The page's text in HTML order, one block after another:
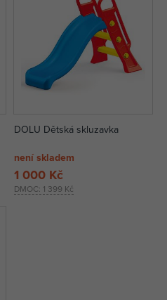
DOLU Dětská skluzavka
není skladem
DMOC: 1 399 Kč
1 000 Kč